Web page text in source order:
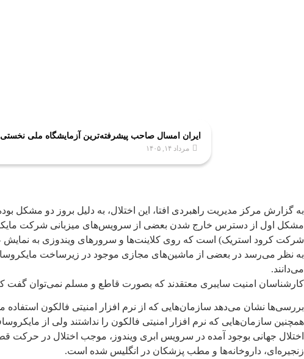
ایران امسال صاحب پیشرفته‌ترین آزمایشگاه ملی
مرداد ۱۴, ۱۴۰۵
به گزارش مرکز مدیریت راهبردی افتا، این اختلال، به دلیل بروز دو مشکل
مشکل اول از دسترس خارج شدن بعضی از سرویس‌های میزبانی شرکت
شرکت کرود استریک) است که روی کلاینت‌ها و سرورهای ویندوزی به
می‌دانند.
کارشناسان امنیت سایبری معتقدند که بصورت قاطع و مسلم نمی‌توان گفت که آیا تنها
بررسی‌ها نشان می‌دهد سازمان‌هایی که از نرم افزار امنیتی فالکون
همچنین سازمان‌هایی که نرم افزار امنیتی فالکون را نداشتند ولی از مایکروسافت ۳۶۵ استفاده می‌کردند با مشکل مواجه شده‌اند و این موضوع دامنه مشکل را بسیار گسترده‌تر
اختلال جهانی بوجود آمده در سرویس ابری ویندوز، موجب اختلال در
زنجیره‌ای، داروخانه‌ها و مطب پزشکان در انگلیس شده است.